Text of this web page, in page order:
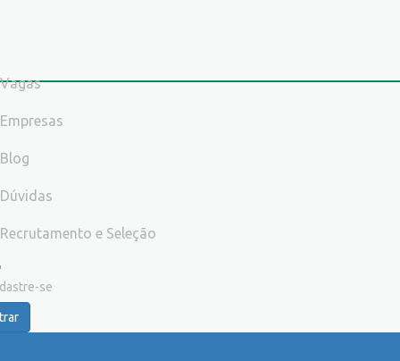
Vagas
Empresas
Blog
Dúvidas
Recrutamento e Seleção
se